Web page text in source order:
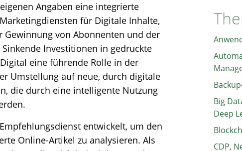
Angaben eine integrierte
für Digitale Inhalte,
von Abonnenten und der
Investitionen in gedruckte
eine führende Rolle in der
Umstellung auf neue, durch digitale
die durch eine intelligente Nutzung
entwickelt, um den
Online-Artikel zu analysieren. Als
Big
Deep
CDP,